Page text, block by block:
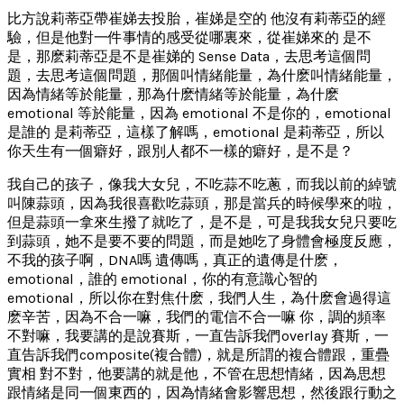
比方說莉蒂亞帶崔娣去投胎，崔娣是空的 他沒有莉蒂亞的經
驗，但是他對一件事情的感受從哪裏來，從崔娣來的 是不
是，那麽莉蒂亞是不是崔娣的 Sense Data，去思考這個問
題，去思考這個問題，那個叫情緒能量，為什麽叫情緒能量，
因為情緒等於能量，那為什麽情緒等於能量，為什麽
emotional 等於能量，因為 emotional 不是你的，emotional
是誰的 是莉蒂亞，這樣了解嗎，emotional 是莉蒂亞，所以
你天生有一個癖好，跟別人都不一樣的癖好，是不是？
我自己的孩子，像我大女兒，不吃蒜不吃蔥，而我以前的綽號
叫陳蒜頭，因為我很喜歡吃蒜頭，那是當兵的時候學來的啦，
但是蒜頭一拿來生撥了就吃了，是不是，可是我我女兒只要吃
到蒜頭，她不是要不要的問題，而是她吃了身體會極度反應，
不我的孩子啊，DNA嗎 遺傳嗎，真正的遺傳是什麽，
emotional，誰的 emotional，你的有意識心智的
emotional，所以你在對焦什麽，我們人生，為什麽會過得這
麽辛苦，因為不合一嘛，我們的電信不合一嘛 你，調的頻率
不對嘛，我要講的是說賽斯，一直告訴我們overlay 賽斯，一
直告訴我們composite(複合體)，就是所謂的複合體跟，重疊
實相 對不對，他要講的就是他，不管在思想情緒，因為思想
跟情緒是同一個東西的，因為情緒會影響思想，然後跟行動之